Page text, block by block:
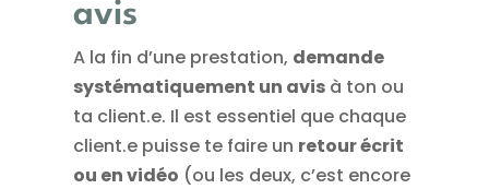
avis
A la fin d’une prestation, demande
systématiquement un avis à ton ou
ta client.e. Il est essentiel que chaque
client.e puisse te faire un retour écrit
ou en vidéo (ou les deux, c’est encore